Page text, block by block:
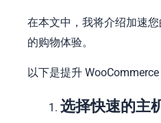
在本文中，我将介绍加速
的购物体验。
以下是提升
选择快速的主